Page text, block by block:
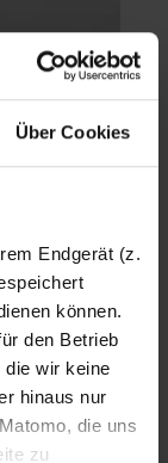
Über Cookies
Endgerät (z.
können.
den Betrieb
die wir keine
hinaus nur
die uns
zu
Lorenz